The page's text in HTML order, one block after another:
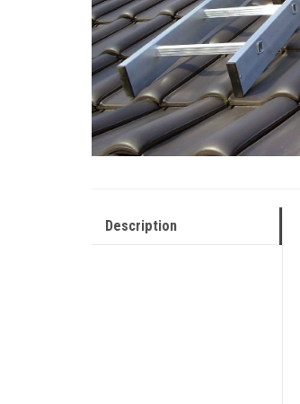
Description